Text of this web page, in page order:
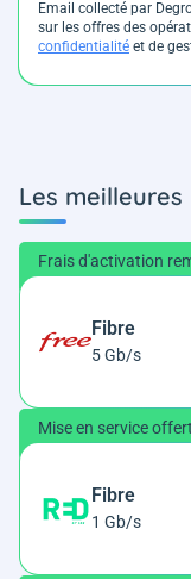
Email collecté par
sur les offres des
confidentialité et de
Les meilleures
Frais d'activation
Fibre
5 Gb/s
Mise en service
Fibre
1 Gb/s